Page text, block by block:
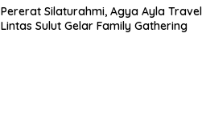
Pererat Silaturahmi, Agya Ayla Travel
Lintas Sulut Gelar Family Gathering